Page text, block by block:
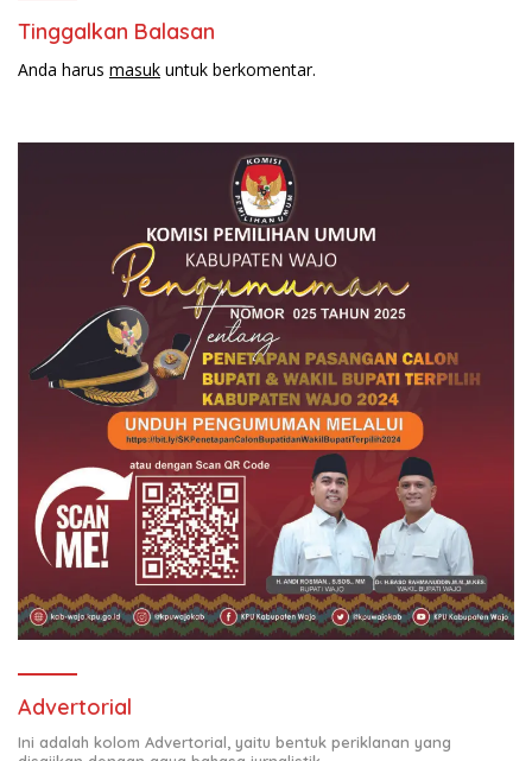
Tinggalkan Balasan
Anda harus masuk untuk berkomentar.
Advertorial
Ini adalah kolom Advertorial, yaitu bentuk periklanan yang